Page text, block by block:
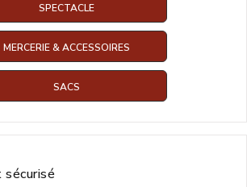
SPECTACLE
MERCERIE & ACCESSOIRES
SACS
sécurisé